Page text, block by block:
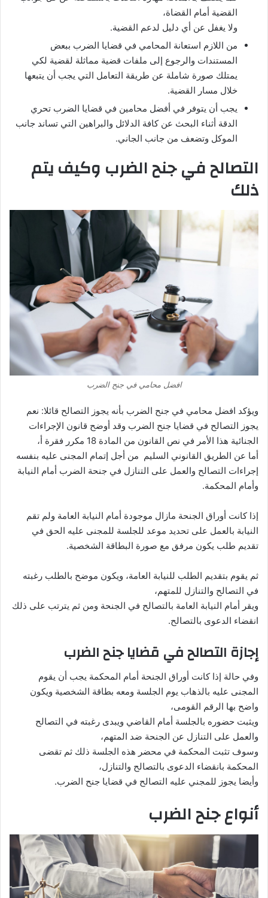
القضية أمام القضاة،
ولا يغفل عن أي دليل لدعم القضية.
من اللازم استعانة المحامي في قضايا الضرب ببعض
المستندات والرجوع إلى ملفات قضية مماثلة لقضية لكي
يمتلك صورة شاملة عن طريقة التعامل التي يجب أن يتبعها
خلال مسار القضية.
يجب أن يتوفر في أفضل محامين في قضايا الضرب تحري
الدقة أثناء البحث عن كافة الدلائل والبراهين التي تساند جانب
الموكل وتضعف من جانب الجاني.
التصالح في جنح الضرب وكيف يتم
ذلك
افضل محامي في جنح الضرب
ويؤكد افضل محامي في جنح الضرب بأنه يجوز التصالح قائلا: نعم
يجوز التصالح في قضايا جنح الضرب وقد أوضح قانون الإجراءات
الجنائية هذا الأمر في نص القانون من المادة 18 مكرر فقرة أ،
أما عن الطريق القانوني السليم من أجل إتمام المجنى عليه بنفسه
إجراءات التصالح والعمل على التنازل في جنحة الضرب أمام النيابة
وأمام المحكمة.
إذا كانت أوراق الجنحة مازال موجودة أمام النيابة العامة ولم تقم
النيابة بالعمل على تحديد موعد للجلسة للمجنى عليه الحق في
تقديم طلب يكون مرفق مع صورة البطاقة الشخصية.
ثم يقوم بتقديم الطلب للنيابة العامة، ويكون موضح بالطلب رغبته
في التصالح والتنازل للمتهم،
ويقر أمام النيابة العامة بالتصالح في الجنحة ومن ثم يترتب على ذلك
انقضاء الدعوى بالتصالح.
إجازة التصالح في قضايا جنح الضرب
وفي حالة إذا كانت أوراق الجنحة أمام المحكمة يجب أن يقوم
المجنى عليه بالذهاب يوم الجلسة ومعه بطاقة الشخصية ويكون
واضح بها الرقم القومى،
ويثبت حضوره بالجلسة أمام القاضي ويبدى رغبته في التصالح
والعمل على التنازل عن الجنحة ضد المتهم،
وسوف تثبت المحكمة في محضر هذه الجلسة ذلك ثم تقضى
المحكمة بانقضاء الدعوى بالتصالح والتنازل،
وأيضا يجوز للمجني عليه التصالح في قضايا جنح الضرب.
أنواع جنح الضرب